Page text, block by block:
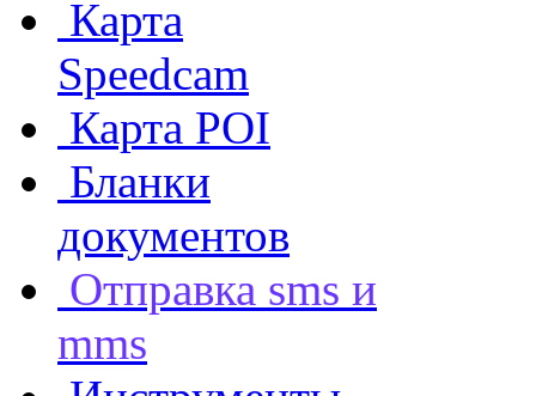
Карта
Speedcam
Карта POI
Бланки
документов
Отправка sms и
mms